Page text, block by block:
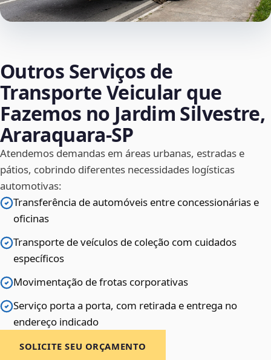
Outros Serviços de
Transporte Veicular que
Fazemos no Jardim Silvestre,
Araraquara‑SP
Atendemos demandas em áreas urbanas, estradas e
pátios, cobrindo diferentes necessidades logísticas
automotivas:
Transferência de automóveis entre concessionárias e
oficinas
Transporte de veículos de coleção com cuidados
específicos
Movimentação de frotas corporativas
Serviço porta a porta, com retirada e entrega no
endereço indicado
SOLICITE SEU ORÇAMENTO